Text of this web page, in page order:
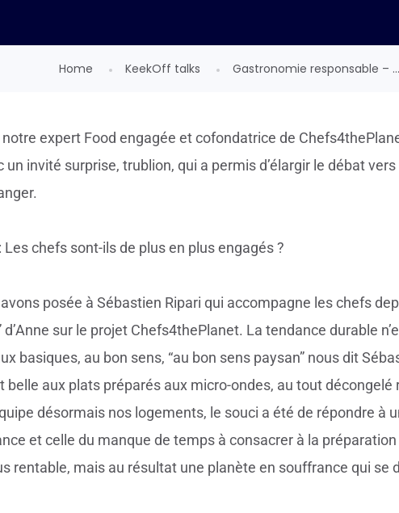
Home KeekOff talks Gastronomie responsable – ...
expert Food engagée et cofondatrice de
invité surprise, trublion, qui a permis d’élargir le débat
chefs sont-ils de plus en plus engagés ?
posée à Sébastien Ripari qui accompagne les chefs
sur le projet Chefs4thePlanet. La tendance durable
basiques, au bon sens, “au bon sens paysan” nous dit
belle aux plats préparés aux micro-ondes, au tout décongelé
désormais nos logements, le souci a été de répondre à
et celle du manque de temps à consacrer à la préparation
rentable, mais au résultat une planète en souffrance qui se